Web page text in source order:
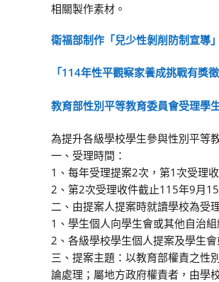
相關製作素材。
衛福部制作「兒少性剝削防制宣導
「114年性平觀察家養成挑戰有獎
教育部性別平等教育委員會受理學
為提升各級學校學生參與性別平等
一、受理時間：
1、每年受理提案2次，第1次受理
2、第2次受理收件截止115年9月
二、由提案人提案時就讀學校為受
1、學生個人向學生會或其他自治
2、各級學校學生個人提案及學生
三、提案主題：以教育部權責之性
論處理；屬地方政府權責者，由學